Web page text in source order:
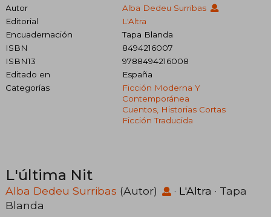
Autor
Alba Dedeu Surribas
Editorial
L'Altra
Encuadernación
Tapa Blanda
ISBN
8494216007
ISBN13
9788494216008
Editado en
España
Categorías
Ficción Moderna Y
Contemporánea
Cuentos, Historias Cortas
Ficción Traducida
L'última Nit
Alba Dedeu Surribas (Autor) · L'Altra · Tapa
Blanda